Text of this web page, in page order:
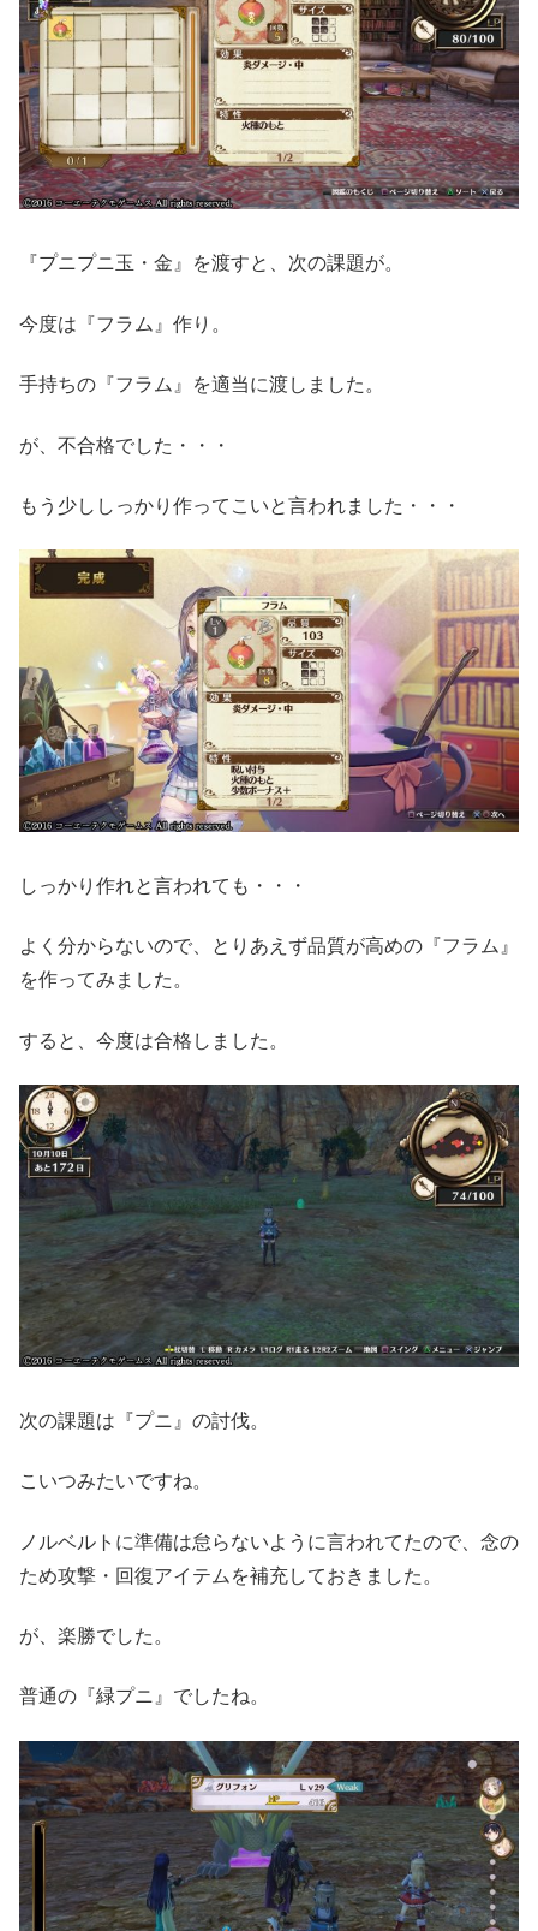
『プニプニ玉・金』を渡すと、次の課題が。
今度は『フラム』作り。
手持ちの『フラム』を適当に渡しました。
が、不合格でした・・・
もう少ししっかり作ってこいと言われました・・・
しっかり作れと言われても・・・
よく分からないので、とりあえず品質が高めの『フラム』
を作ってみました。
すると、今度は合格しました。
次の課題は『プニ』の討伐。
こいつみたいですね。
ノルベルトに準備は怠らないように言われてたので、念の
ため攻撃・回復アイテムを補充しておきました。
が、楽勝でした。
普通の『緑プニ』でしたね。